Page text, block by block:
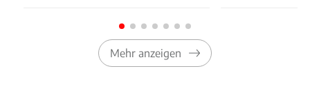
Mehr anzeigen